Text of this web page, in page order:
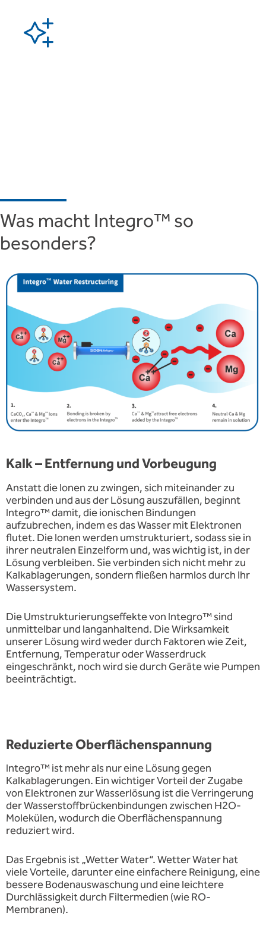
Was macht Integro™ so
besonders?
Kalk – Entfernung und Vorbeugung
Anstatt die Ionen zu zwingen, sich miteinander zu
verbinden und aus der Lösung auszufällen, beginnt
Integro™ damit, die ionischen Bindungen
aufzubrechen, indem es das Wasser mit Elektronen
flutet. Die Ionen werden umstrukturiert, sodass sie in
ihrer neutralen Einzelform und, was wichtig ist, in der
Lösung verbleiben. Sie verbinden sich nicht mehr zu
Kalkablagerungen, sondern fließen harmlos durch Ihr
Wassersystem.
Die Umstrukturierungseffekte von Integro™ sind
unmittelbar und langanhaltend. Die Wirksamkeit
unserer Lösung wird weder durch Faktoren wie Zeit,
Entfernung, Temperatur oder Wasserdruck
eingeschränkt, noch wird sie durch Geräte wie Pumpen
beeinträchtigt.
Reduzierte Oberflächenspannung
Integro™ ist mehr als nur eine Lösung gegen
Kalkablagerungen. Ein wichtiger Vorteil der Zugabe
von Elektronen zur Wasserlösung ist die Verringerung
der Wasserstoffbrückenbindungen zwischen H2O-
Molekülen, wodurch die Oberflächenspannung
reduziert wird.
Das Ergebnis ist „Wetter Water“. Wetter Water hat
viele Vorteile, darunter eine einfachere Reinigung, eine
bessere Bodenauswaschung und eine leichtere
Durchlässigkeit durch Filtermedien (wie RO-
Membranen).